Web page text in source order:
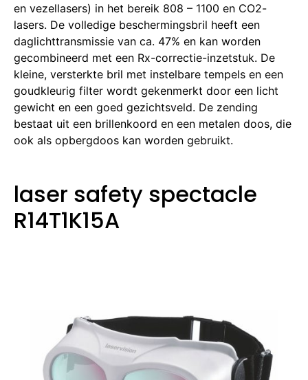
en vezellasers) in het bereik 808 – 1100 en CO2-
lasers. De volledige beschermingsbril heeft een
daglichttransmissie van ca. 47% en kan worden
gecombineerd met een Rx-correctie-inzetstuk. De
kleine, versterkte bril met instelbare tempels en een
goudkleurig filter wordt gekenmerkt door een licht
gewicht en een goed gezichtsveld. De zending
bestaat uit een brillenkoord en een metalen doos, die
ook als opbergdoos kan worden gebruikt.
laser safety spectacle
R14T1K15A